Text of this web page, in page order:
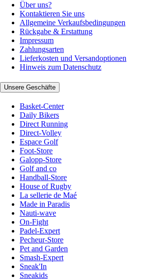
Über uns?
Kontaktieren Sie uns
Allgemeine Verkaufsbedingungen
Rückgabe & Erstattung
Impressum
Zahlungsarten
Lieferkosten und Versandoptionen
Hinweis zum Datenschutz
Unsere Geschäfte
Basket-Center
Daily Bikers
Direct Running
Direct-Volley
Espace Golf
Foot-Store
Galopp-Store
Golf and co
Handball-Store
House of Rugby
La sellerie de Maé
Made in Paradis
Nauti-wave
On-Fight
Padel-Expert
Pecheur-Store
Pet and Garden
Smash-Expert
Sneak'In
Sneakids